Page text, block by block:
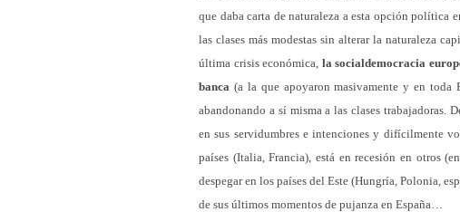
que daba carta de naturaleza a esta opción política
las clases más modestas sin alterar la naturaleza
última crisis económica, la socialdemocracia
banca (a la que apoyaron masivamente y en toda
abandonando a sí misma a las clases trabajadoras.
en sus servidumbres e intenciones y difícilmente
países (Italia, Francia), está en recesión en otros
despegar en los países del Este (Hungría, Polonia,
de sus últimos momentos de pujanza en España…